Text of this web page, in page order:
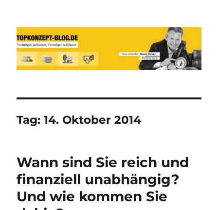
Reich werden und Vermögen
schützen mit Sachwerten-Silber-
Gold-Silbermünzen-Goldmünzen
Tag:14. Oktober 2014
Wann sind Sie reich und
finanziell unabhängig?
Und wie kommen Sie